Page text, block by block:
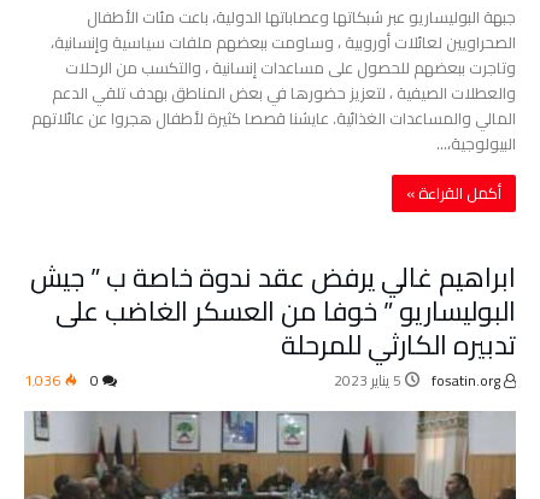
جبهة البوليساريو عبر شبكاتها وعصاباتها الدولية، باعت مئات الأطفال
الصحراويين لعائلات أوروبية ، وساومت ببعضهم ملفات سياسية وإنسانية،
وتاجرت ببعضهم للحصول على مساعدات إنسانية ، والتكسب من الرحلات
والعطلات الصيفية ، لتعزيز حضورها في بعض المناطق بهدف تلقي الدعم
المالي والمساعدات الغذائية. عايشنا قصصا كثيرة لأطفال هجروا عن عائلاتهم
البيولوجية،…
‫أكمل القراءة »‬
ابراهيم غالي يرفض عقد ندوة خاصة ب ” جيش
البوليساريو ” خوفا من العسكر الغاضب على
تدبيره الكارثي للمرحلة
5 يناير 2023 1٬036